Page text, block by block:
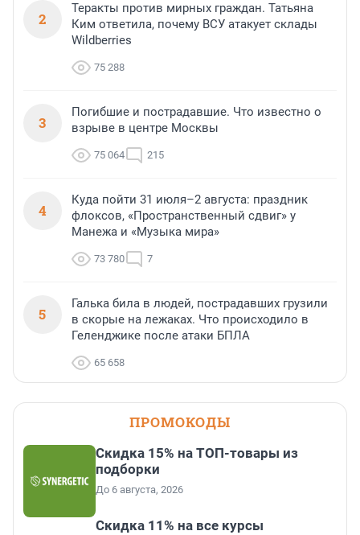
2
Теракты против мирных граждан. Татьяна
Ким ответила, почему ВСУ атакует склады
Wildberries
75 288
3
Погибшие и пострадавшие. Что известно о
взрыве в центре Москвы
75 064 215
4
Куда пойти 31 июля–2 августа: праздник
флоксов, «Пространственный сдвиг» у
Манежа и «Музыка мира»
73 780 7
5
Галька била в людей, пострадавших грузили
в скорые на лежаках. Что происходило в
Геленджике после атаки БПЛА
65 658
ПРОМОКОДЫ
Скидка 15% на ТОП-товары из
подборки
До 6 августа, 2026
Скидка 11% на все курсы